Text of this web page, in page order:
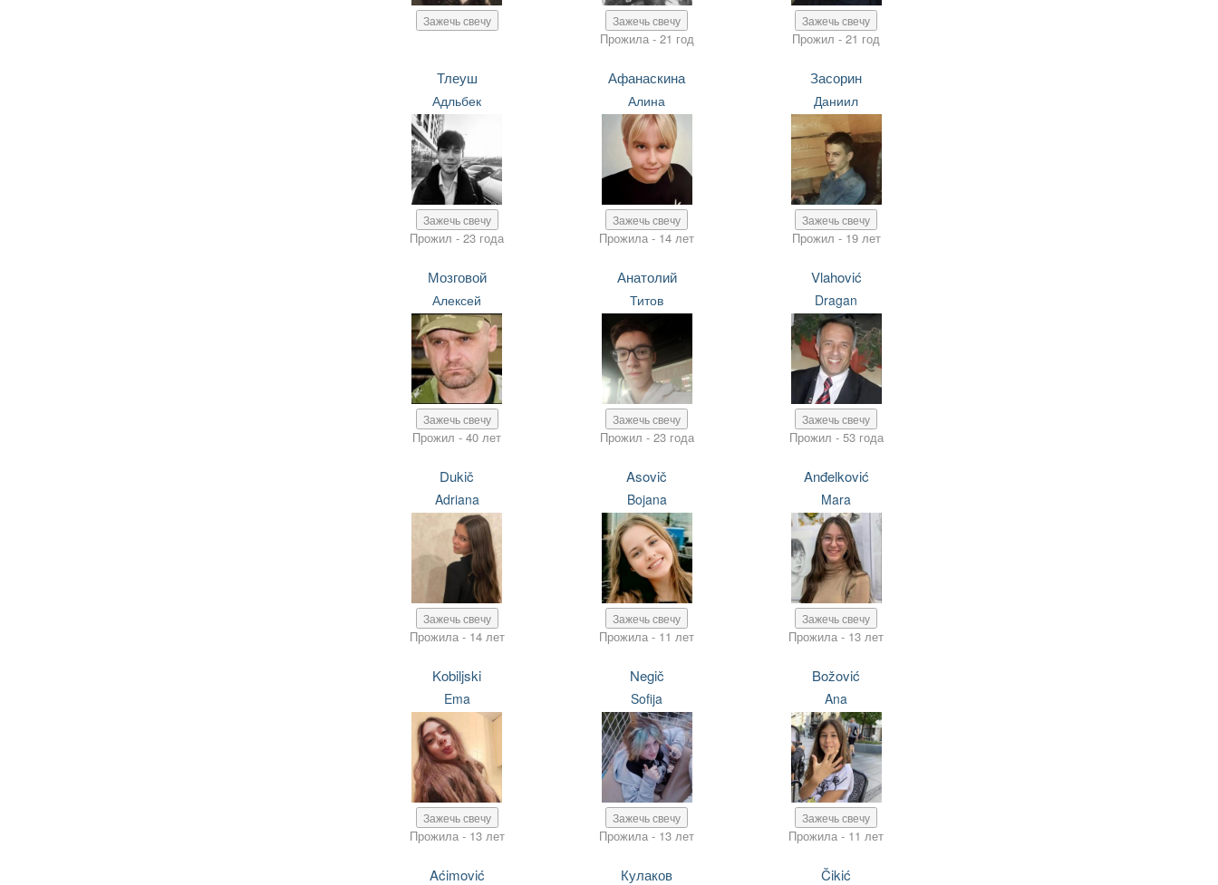
Зажечь свечу Зажечь свечу
Прожила - 21 год
Зажечь свечу
Прожил - 21 год
Тлеуш
Адльбек
Зажечь свечу
Прожил - 23 года
Афанаскина
Алина
Зажечь свечу
Прожила - 14 лет
Засорин
Даниил
Зажечь свечу
Прожил - 19 лет
Мозговой
Алексей
Зажечь свечу
Прожил - 40 лет
Анатолий
Титов
Зажечь свечу
Прожил - 23 года
Vlahović
Dragan
Зажечь свечу
Прожил - 53 года
Dukič
Adriana
Зажечь свечу
Прожила - 14 лет
Asovič
Bojana
Зажечь свечу
Прожила - 11 лет
Anđelković
Mara
Зажечь свечу
Прожила - 13 лет
Kobiljski
Ema
Зажечь свечу
Прожила - 13 лет
Negič
Sofija
Зажечь свечу
Прожила - 13 лет
Božović
Ana
Зажечь свечу
Прожила - 11 лет
Aćimović Кулаков Čikić